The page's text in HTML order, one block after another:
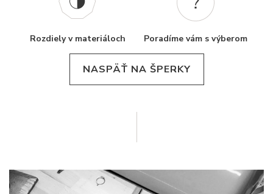
Rozdiely v materiáloch Poradíme vám s výberom
NASPÄŤ NA ŠPERKY